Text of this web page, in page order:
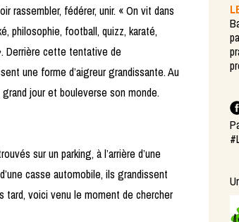
rassembler, fédérer, unir. « On vit dans
philosophie, football, quizz, karaté,
Derrière cette tentative de
une forme d’aigreur grandissante. Au
jour et bouleverse son monde.
sur un parking, à l’arrière d’une
casse automobile, ils grandissent
tard, voici venu le moment de chercher